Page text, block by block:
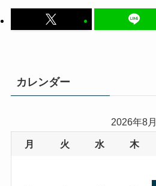
カレンダー
2026年8月
月 火 水 木